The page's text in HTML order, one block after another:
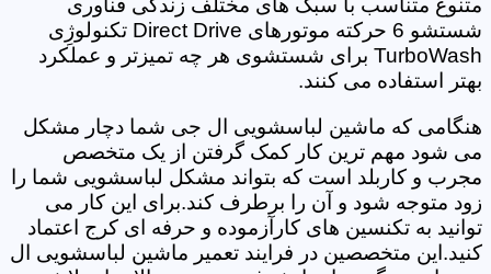
متنوع متناسب با سبک های مختلف زندگی فناوری
شستشو 6 حرکته موتورهای Direct Drive تکنولوژِی
TurboWash برای شستشوی هر چه تمیزتر و عملکرد
بهتر استفاده می کنند.
هنگامی که ماشین لباسشویی ال جی شما دچار مشکل
می شود مهم ترین کار کمک گرفتن از یک متخصص
مجرب و کاربلد است که بتواند مشکل لباسشویی شما را
زود متوجه شود و آن را برطرف کند.برای این کار می
توانید به تکنسین های کارآزموده و حرفه ای کرج اعتماد
کنید.این متخصصین در فرایند تعمیر ماشین لباسشویی ال